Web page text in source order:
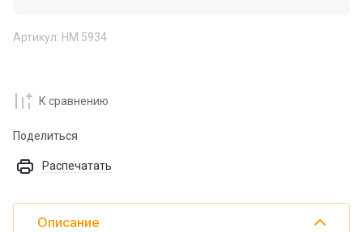
Артикул: НМ 5934
К сравнению
Поделиться
Распечатать
Описание